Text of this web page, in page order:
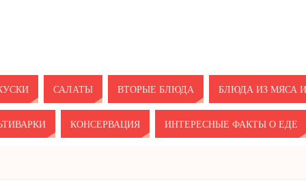
САЛАТЫ ВТОРЫЕ БЛЮДА БЛЮДА ИЗ МЯСА
КОНСЕРВАЦИЯ ИНТЕРЕСНЫЕ ФАКТЫ О ЕДЕ